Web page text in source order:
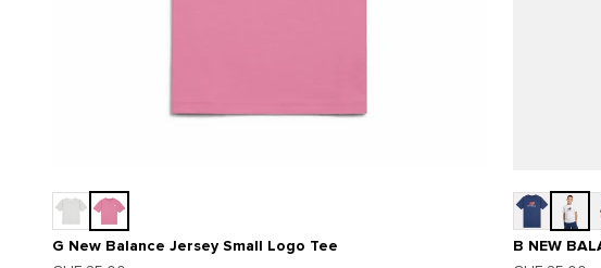
G New Balance Jersey Small Logo Tee
B NEW